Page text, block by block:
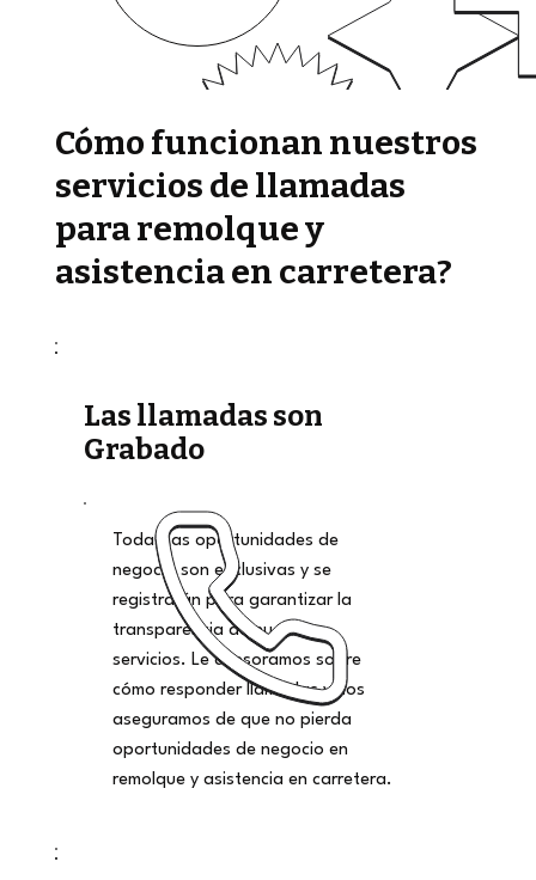
Cómo funcionan nuestros
servicios de llamadas
para remolque y
asistencia en carretera?
Las llamadas son
Grabado
Todas las oportunidades de
negocio son exclusivas y se
registrarán para garantizar la
transparencia de nuestros
servicios. Le asesoramos sobre
cómo responder llamadas y nos
aseguramos de que no pierda
oportunidades de negocio en
remolque y asistencia en carretera.